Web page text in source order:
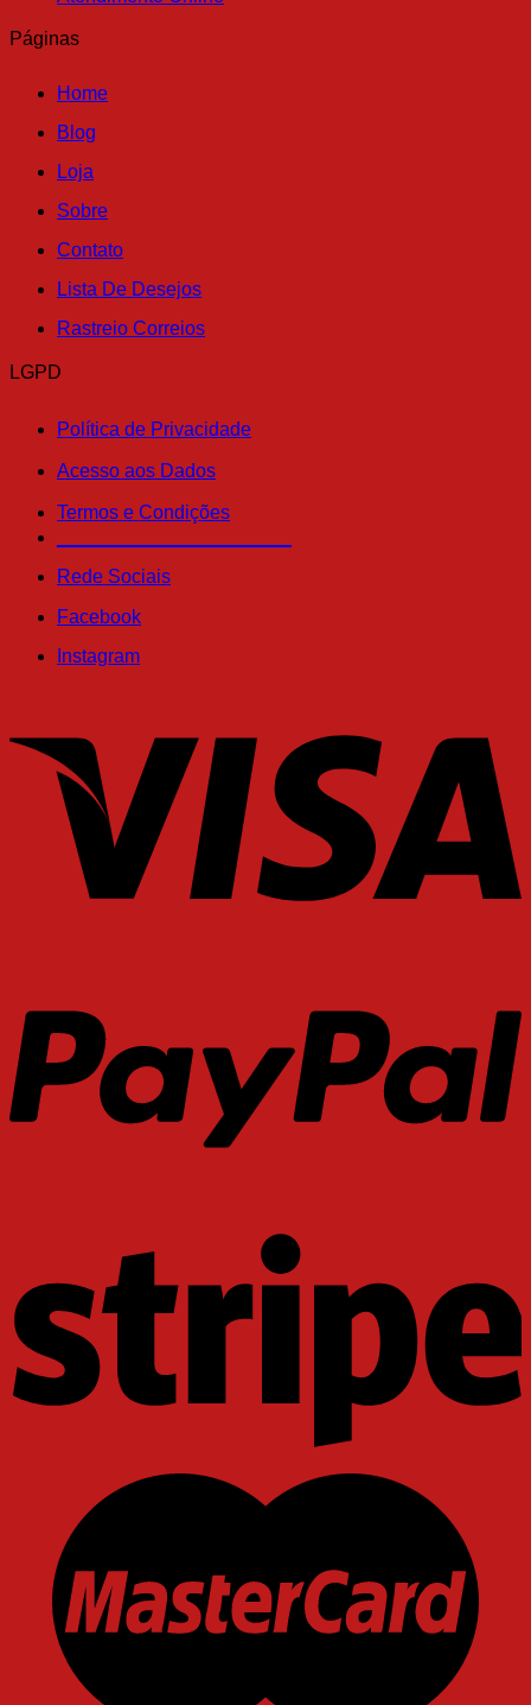
Páginas
Home
Blog
Loja
Sobre
Contato
Lista De Desejos
Rastreio Correios
LGPD
Política de Privacidade
Acesso aos Dados
Termos e Condições
Rede Sociais
Facebook
Instagram